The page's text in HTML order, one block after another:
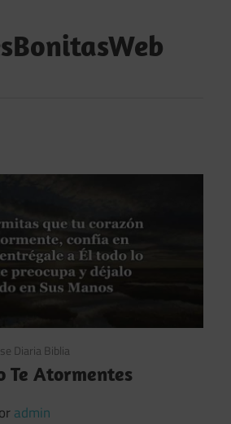
Diaria Biblia
Te Atormentes
admin